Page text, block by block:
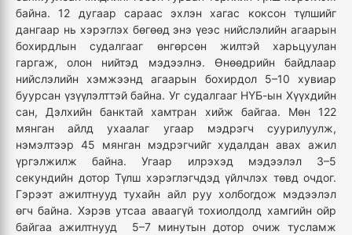
байна. 12 дугаар сараас эхлэн хагас коксон түлшийг
дангаар нь хэрэглэх бөгөөд энэ үеэс нийслэлийн агаарын
бохирдлын судалгааг өнгөрсөн жилтэй харьцуулан
гаргаж, олон нийтэд мэдээлнэ. Өнөөдрийн байдлаар
нийслэлийн хэмжээнд агаарын бохирдол 5–10 хувиар
буурсан үзүүлэлттэй байна. Уг судалгааг НҮБ-ын Хүүхдийн
сан, Дэлхийн банктай хамтран хийж байгаа. Мөн 122
мянган айлд ухаалаг угаар мэдрэгч суурилуулж,
нэмэлтээр 45 мянган мэдрэгчийг худалдан авах ажил
үргэлжилж байна. Угаар илрэхэд мэдээлэл 3–5
секундийн дотор Түлш хэрэглэгчдэд үйлчлэх төвд очдог.
Гэрээт ажилтнууд тухайн айл руу холбогдож мэдээлэл
өгч байна. Хэрэв утсаа аваагүй тохиолдолд хамгийн ойр
байгаа ажилтнууд 5–7 минутын дотор очиж тусламж